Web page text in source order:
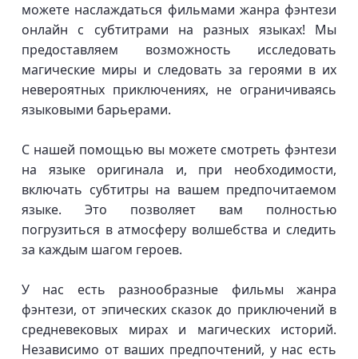
можете наслаждаться фильмами жанра фэнтези
онлайн с субтитрами на разных языках! Мы
предоставляем возможность исследовать
магические миры и следовать за героями в их
невероятных приключениях, не ограничиваясь
языковыми барьерами.
С нашей помощью вы можете смотреть фэнтези
на языке оригинала и, при необходимости,
включать субтитры на вашем предпочитаемом
языке. Это позволяет вам полностью
погрузиться в атмосферу волшебства и следить
за каждым шагом героев.
У нас есть разнообразные фильмы жанра
фэнтези, от эпических сказок до приключений в
средневековых мирах и магических историй.
Независимо от ваших предпочтений, у нас есть